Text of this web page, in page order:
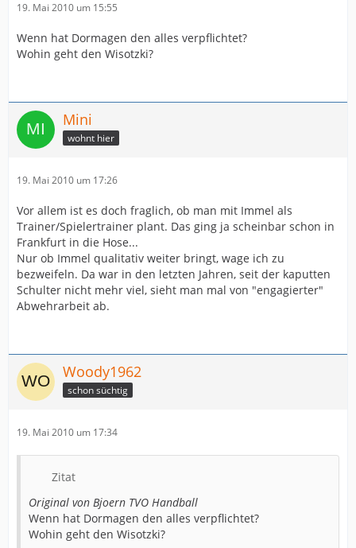
19. Mai 2010 um 15:55
Wenn hat Dormagen den alles verpflichtet?
Wohin geht den Wisotzki?
Mini
wohnt hier
19. Mai 2010 um 17:26
Vor allem ist es doch fraglich, ob man mit Immel als
Trainer/Spielertrainer plant. Das ging ja scheinbar schon in
Frankfurt in die Hose...
Nur ob Immel qualitativ weiter bringt, wage ich zu
bezweifeln. Da war in den letzten Jahren, seit der kaputten
Schulter nicht mehr viel, sieht man mal von "engagierter"
Abwehrarbeit ab.
Woody1962
schon süchtig
19. Mai 2010 um 17:34
Zitat
Original von Bjoern TVO Handball
Wenn hat Dormagen den alles verpflichtet?
Wohin geht den Wisotzki?